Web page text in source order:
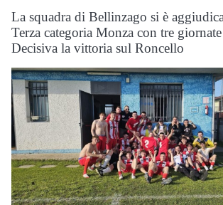
La squadra di Bellinzago si è
Terza categoria Monza con tre
Decisiva la vittoria sul Roncello